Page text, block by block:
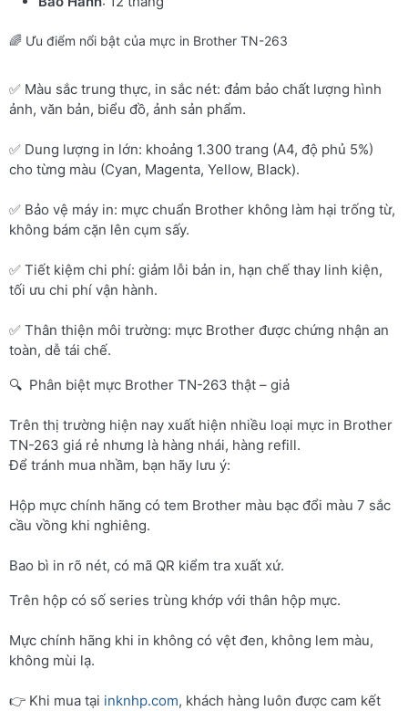
🌈 Ưu điểm nổi bật của mực in Brother TN-263
✅ Màu sắc trung thực, in sắc nét: đảm bảo chất lượng hình
ảnh, văn bản, biểu đồ, ảnh sản phẩm.
✅ Dung lượng in lớn: khoảng 1.300 trang (A4, độ phủ 5%)
cho từng màu (Cyan, Magenta, Yellow, Black).
✅ Bảo vệ máy in: mực chuẩn Brother không làm hại trống từ,
không bám cặn lên cụm sấy.
✅ Tiết kiệm chi phí: giảm lỗi bản in, hạn chế thay linh kiện,
tối ưu chi phí vận hành.
✅ Thân thiện môi trường: mực Brother được chứng nhận an
toàn, dễ tái chế.
🔍 Phân biệt mực Brother TN-263 thật – giả
Trên thị trường hiện nay xuất hiện nhiều loại mực in Brother
TN-263 giá rẻ nhưng là hàng nhái, hàng refill.
Để tránh mua nhầm, bạn hãy lưu ý:
Hộp mực chính hãng có tem Brother màu bạc đổi màu 7 sắc
cầu vồng khi nghiêng.
Bao bì in rõ nét, có mã QR kiểm tra xuất xứ.
Trên hộp có số series trùng khớp với thân hộp mực.
Mực chính hãng khi in không có vệt đen, không lem màu,
không mùi lạ.
👉 Khi mua tại inknhp.com, khách hàng luôn được cam kết